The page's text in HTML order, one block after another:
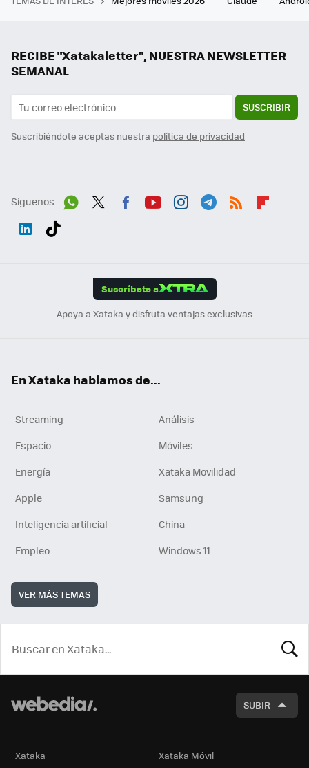
RECIBE "Xatakaletter", NUESTRA NEWSLETTER
SEMANAL
SUSCRIBIR
Suscribiéndote aceptas nuestra política de privacidad
Síguenos
Suscríbete a
Apoya a Xataka y disfruta ventajas exclusivas
En Xataka hablamos de...
Streaming
Análisis
Espacio
Móviles
Energía
Xataka Movilidad
Apple
Samsung
Inteligencia artificial
China
Empleo
Windows 11
VER MÁS TEMAS
SUBIR
Xataka Xataka Móvil